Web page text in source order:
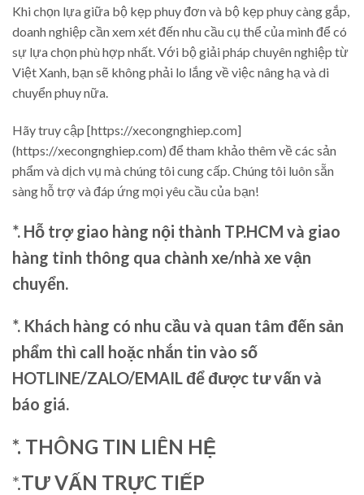
Khi chọn lựa giữa bộ kẹp phuy đơn và bộ kẹp phuy càng gắp,
doanh nghiệp cần xem xét đến nhu cầu cụ thể của mình để có
sự lựa chọn phù hợp nhất. Với bộ giải pháp chuyên nghiệp từ
Việt Xanh, bạn sẽ không phải lo lắng về việc nâng hạ và di
chuyển phuy nữa.
Hãy truy cập [https://xecongnghiep.com]
(https://xecongnghiep.com) để tham khảo thêm về các sản
phẩm và dịch vụ mà chúng tôi cung cấp. Chúng tôi luôn sẵn
sàng hỗ trợ và đáp ứng mọi yêu cầu của bạn!
*. Hỗ trợ giao hàng nội thành TP.HCM và giao
hàng tỉnh thông qua chành xe/nhà xe vận
chuyển.
*. Khách hàng có nhu cầu và quan tâm đến sản
phẩm thì call hoặc nhắn tin vào số
HOTLINE/ZALO/EMAIL để được tư vấn và
báo giá.
*. THÔNG TIN LIÊN HỆ
*.TƯ VẤN TRỰC TIẾP